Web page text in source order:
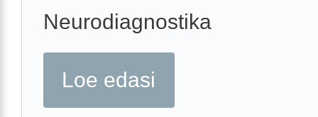
Neurodiagnostika
Loe edasi